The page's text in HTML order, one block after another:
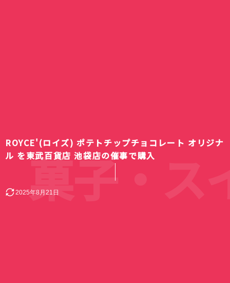
ROYCE'(ロイズ) ポテトチップチョコレート オリジナ
ル を東武百貨店 池袋店の催事で購入
2025年8月21日
菓子・ス